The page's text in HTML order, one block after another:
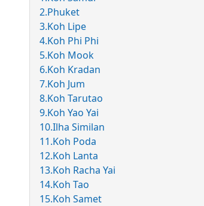
2.Phuket
3.Koh Lipe
4.Koh Phi Phi
5.Koh Mook
6.Koh Kradan
7.Koh Jum
8.Koh Tarutao
9.Koh Yao Yai
10.Ilha Similan
11.Koh Poda
12.Koh Lanta
13.Koh Racha Yai
14.Koh Tao
15.Koh Samet